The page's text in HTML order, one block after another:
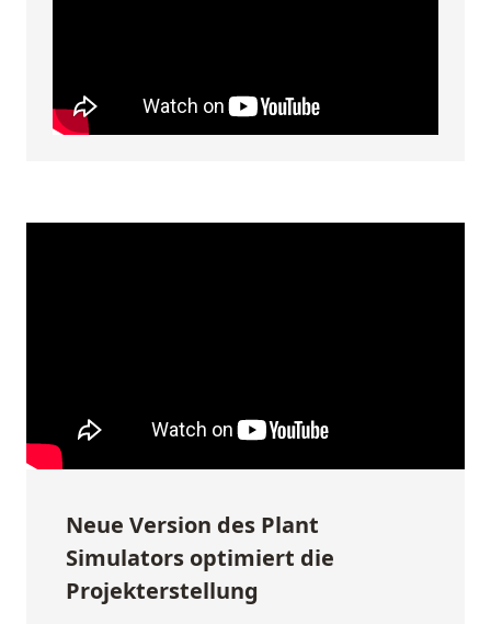
Neue Version des Plant
Simulators optimiert die
Projekterstellung